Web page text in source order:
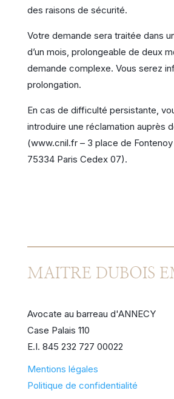
des raisons de sécurité.
Votre demande sera traitée dans
d’un mois, prolongeable de deux
demande complexe. Vous serez
prolongation.
En cas de difficulté persistante,
introduire une réclamation auprès
(www.cnil.fr – 3 place de Fontenoy
75334 Paris Cedex 07).
MAITRE DUBOIS
Avocate au barreau d'ANNECY
Case Palais 110
E.I. 845 232 727 00022
Mentions légales
Politique de confidentialité